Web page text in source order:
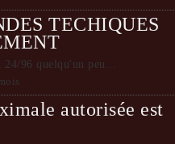
TECHIQUES
24/96 quelqu'un peu...
autorisée est